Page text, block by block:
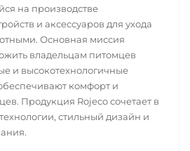
на производстве
и аксессуаров для ухода
Основная миссия
владельцам питомцев
и высокотехнологичные
комфорт и
Продукция Rojeco сочетает в
стильный дизайн и